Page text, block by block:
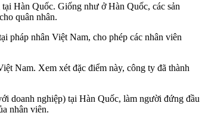
Hàn Quốc. Giống như ở Hàn Quốc, các sản
quân nhân.
pháp nhân Việt Nam, cho phép các nhân viên
Nam. Xem xét đặc điểm này, công ty đã thành
doanh nghiệp) tại Hàn Quốc, làm người đứng đầu
nhân viên.